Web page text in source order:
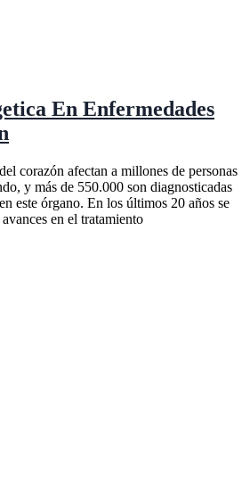
En Enfermedades
corazón afectan a millones de personas
y más de 550.000 son diagnosticadas
este órgano. En los últimos 20 años se
en el tratamiento